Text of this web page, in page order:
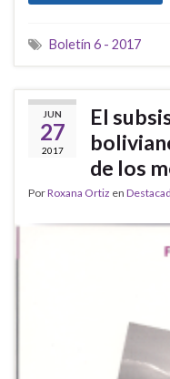
Boletín 6 - 2017
JUN
27
2017
El
de los
PorRoxana Ortiz en